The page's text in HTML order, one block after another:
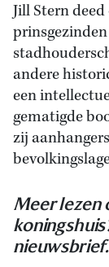
Jill Stern
andere
een
gematigde
zij
Meer lezen
nieuwsbrief.